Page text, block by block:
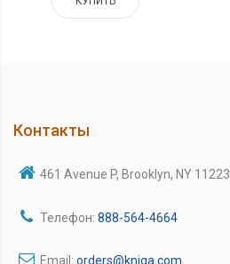
Контакты
461 Avenue P, Brooklyn, NY 11223
Телефон: 888-564-4664
Email: orders@kniga.com